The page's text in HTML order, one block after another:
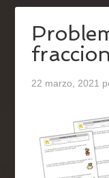
22 marzo, 2021